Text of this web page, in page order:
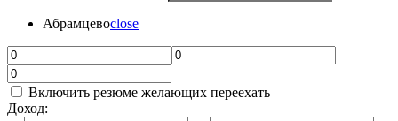
Абрамцевоclose
Включить резюме желающих переехать
Доход: